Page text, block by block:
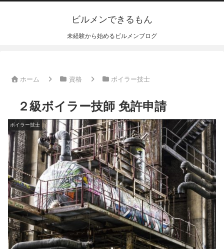
ビルメンできるもん
未経験から始めるビルメンブログ
ホーム 資格 ボイラー技士
２級ボイラー技師 免許申請
ボイラー技士